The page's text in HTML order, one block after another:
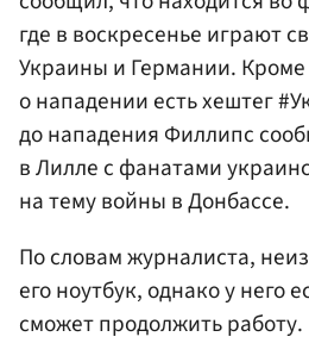
где в воскресенье играют
Украины и Германии. Кроме
о нападении есть хештег
до нападения Филлипс
в Лилле с фанатами
на тему войны в Донбассе.
По словам журналиста,
его ноутбук, однако у него
сможет продолжить работу.